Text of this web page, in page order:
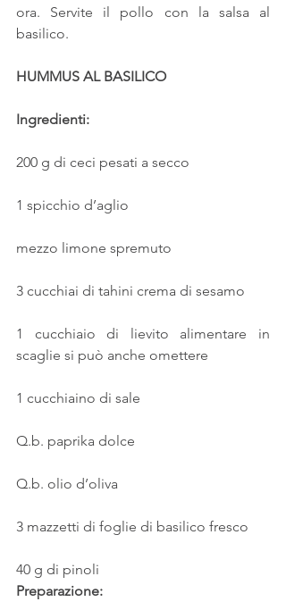
ora. Servite il pollo con la salsa al
basilico.
HUMMUS AL BASILICO
Ingredienti:
200 g di ceci pesati a secco
1 spicchio d’aglio
mezzo limone spremuto
3 cucchiai di tahini crema di sesamo
1 cucchiaio di lievito alimentare in
scaglie si può anche omettere
1 cucchiaino di sale
Q.b. paprika dolce
Q.b. olio d’oliva
3 mazzetti di foglie di basilico fresco
40 g di pinoli
Preparazione: